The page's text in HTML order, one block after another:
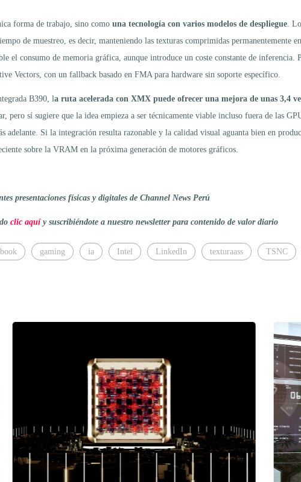
forma de trabajo, sino como una tecnología con varios modelos de despliegue .
de muestreo, es decir, manteniendo las texturas comprimidas
el consumo de memoria gráfica, aunque introduce un coste constante de
Vectors, con un fallback basado en FMA para hardware sin soporte específico.
B390, la ruta acelerada con XMX puede ofrecer una mejora de unas 3,4
pero sí sugiere que la idea empieza a ser técnicamente viable incluso fuera de las
adelante. Si la integración resulta razonable y la calidad visual aguanta bien en
sobre la VRAM en la próxima generación de motores gráficos.
presentaciones físicas y digitales de Channel News Perú
clic aquíy suscribiéndote a nuestro newsletter para contenido de valor diario
gaming ia Intel LinkedIn texturaass TSNC